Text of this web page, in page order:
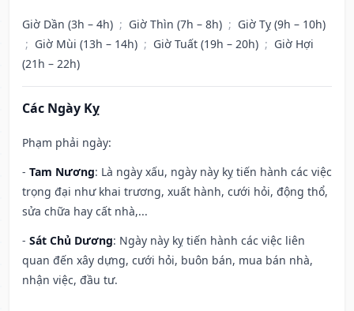
Giờ Dần (3h – 4h) ; Giờ Thìn (7h – 8h) ; Giờ Tỵ (9h – 10h)
; Giờ Mùi (13h – 14h) ; Giờ Tuất (19h – 20h) ; Giờ Hợi
(21h – 22h)
Các Ngày Kỵ
Phạm phải ngày:
- Tam Nương: Là ngày xấu, ngày này kỵ tiến hành các việc
trọng đại như khai trương, xuất hành, cưới hỏi, động thổ,
sửa chữa hay cất nhà,...
- Sát Chủ Dương: Ngày này kỵ tiến hành các việc liên
quan đến xây dựng, cưới hỏi, buôn bán, mua bán nhà,
nhận việc, đầu tư.